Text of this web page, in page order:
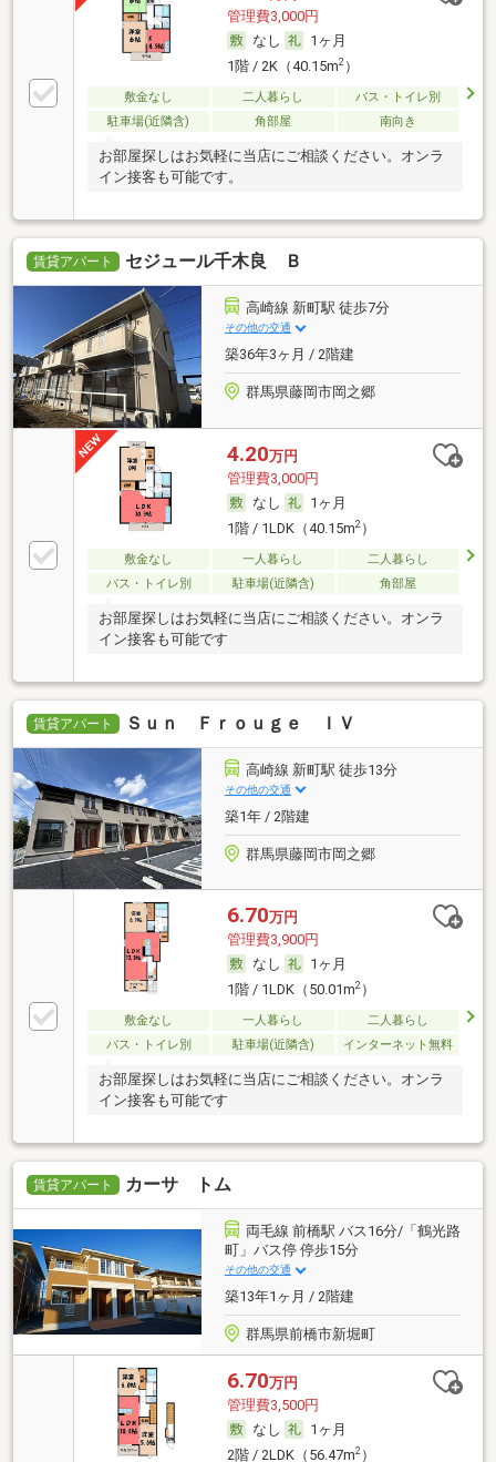
管理費3,000円
なし
1ヶ月
1階 / 2K（40.15m2）
敷金なし 二人暮らし
バス・トイレ別
駐車場(近隣含)
角部屋 南向き
お部屋探しはお気軽に当店にご相談ください。オンラ
イン接客も可能です。
賃貸アパート セジュール千木良 Ｂ
高崎線 新町駅 徒歩7分
その他の交通
築36年3ヶ月 / 2階建
群馬県藤岡市岡之郷
4.20万円
管理費3,000円
なし
1ヶ月
1階 / 1LDK（40.15m2）
敷金なし 一人暮らし
二人暮らし
バス・トイレ別
駐車場(近隣含) 角部屋
お部屋探しはお気軽に当店にご相談ください。オンラ
イン接客も可能です
賃貸アパート Ｓｕｎ Ｆｒｏｕｇｅ ＩＶ
高崎線 新町駅 徒歩13分
その他の交通
築1年 / 2階建
群馬県藤岡市岡之郷
6.70万円
管理費3,900円
なし
1ヶ月
1階 / 1LDK（50.01m2）
敷金なし 一人暮らし
二人暮らし
バス・トイレ別
駐車場(近隣含) インターネット無料
お部屋探しはお気軽に当店にご相談ください。オンラ
イン接客も可能です
賃貸アパート カーサ トム
両毛線 前橋駅 バス16分/「鶴光路
町」バス停 停歩15分
その他の交通
築13年1ヶ月 / 2階建
群馬県前橋市新堀町
6.70万円
管理費3,500円
なし
1ヶ月
2階 / 2LDK（56.47m2）